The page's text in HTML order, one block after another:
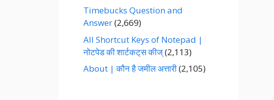
Timebucks Question and
Answer(2,669)
All Shortcut Keys of Notepad |
नोटपेड की शार्टकट्‌स कीज्‌(2,113)
About | कौन है जमील अत्तारी(2,105)